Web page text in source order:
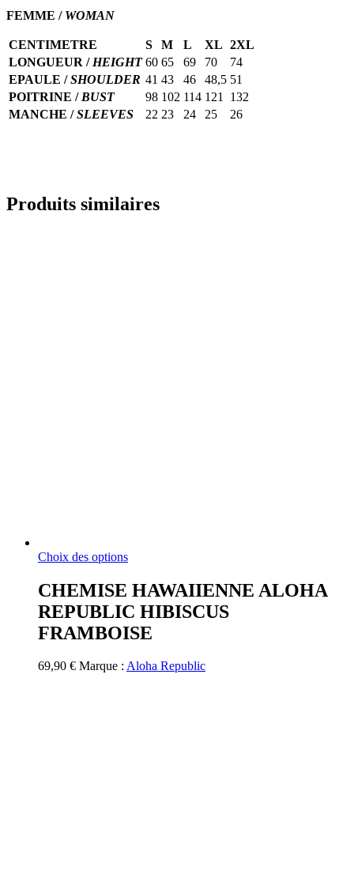
FEMME / WOMAN
CENTIMETRE S M L XL 2XL
LONGUEUR / HEIGHT 60 65 69 70
74
EPAULE /SHOULDER 41 43 46 48,5 51
POITRINE / BUST 98 102 114 121
132
MANCHE /SLEEVES 22 23 24 25 26
Produits similaires
Choix des optionsCe
a
plusieurs
variations.
Les
options
être
CHEMISE HAWAIIENNE ALOHA
REPUBLIC HIBISCUS
FRAMBOISE
69,90 € Marque : Aloha Republic